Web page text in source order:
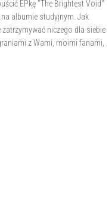
EPkę "The Brightest Void"
albumie studyjnym. Jak
niczego dla siebie
z Wami, moimi fanami,